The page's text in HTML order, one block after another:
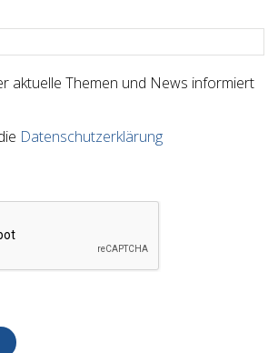
aktuelle Themen und News informiert
Datenschutzerklärung